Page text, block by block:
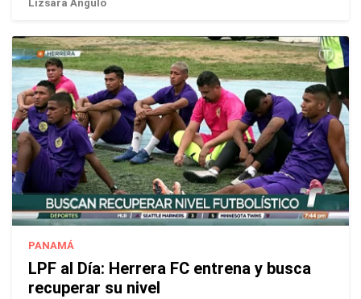
Lizsara Angulo
PANAMÁ
LPF al Día: Herrera FC entrena y busca
recuperar su nivel